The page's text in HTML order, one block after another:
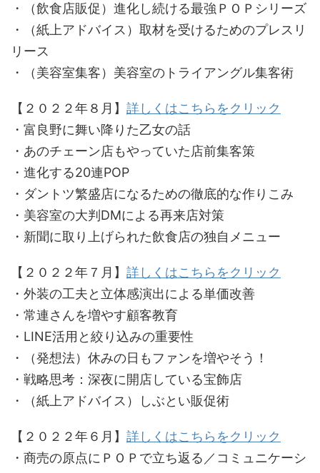
・（飲食店販促）進化し続ける最強ＰＯＰシリーズ
・（紙上アドバイス）取材を受けるためのプレスリ
リース
・（美容室集客）美容室のトライアングル集客術
【２０２２年８月】 詳しくはこちらをクリック
・富良野に舞い降りた乙女の話
・あのチェーン店もやっていた店前集客策
・進化する20連POP
・ダントツ繁盛店になるための徹底的な作りこみ
・美容室の大判DMによる再来店対策
・新聞に取り上げられた飲食店の独自メニュー
【２０２２年７月】 詳しくはこちらをクリック
・外装の工夫と立体感演出による単価改善
・常連さんを増やす顧客教育
・LINE活用と絞り込みの重要性
・（発想法）休みの日もファンを増やそう！
・戦略思考：深夜に開店している宝飾店
・（紙上アドバイス）しぶとい販促術
【２０２２年６月】 詳しくはこちらをクリック
・商売の原点にＰＯＰで立ち返る／コミュニケーシ